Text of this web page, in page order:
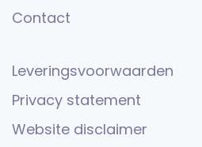
Contact
Leveringsvoorwaarden
Privacy statement
Website disclaimer